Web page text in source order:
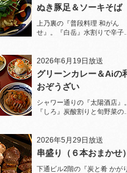
ぬき豚足＆ソーキそば
上乃裏の『普段料理 和がん
せ』。『白岳』水割りで辛子蓮
2026年6月19日放送
グリーンカレー＆Aiの
おぞうざい
シャワー通りの『太陽酒店』。
『しろ』炭酸割りと旬野菜のお
2026年5月29日放送
串盛り（６本おまかせ）
下通ビル2階の『炭と肴 かが